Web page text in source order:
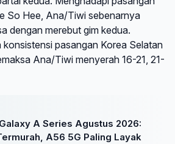
So Hee, Ana/Tiwi sebenarnya
dengan merebut gim kedua.
konsistensi pasangan Korea Selatan
Ana/Tiwi menyerah 16-21, 21-
A Series Agustus 2026:
A56 5G Paling Layak